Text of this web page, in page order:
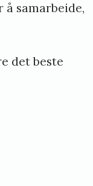
å samarbeide,
det beste